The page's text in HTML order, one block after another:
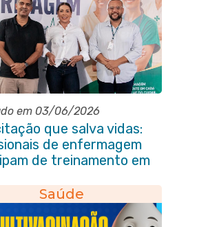
em 03/06/2026
que salva vidas:
de enfermagem
de treinamento em
Saúde